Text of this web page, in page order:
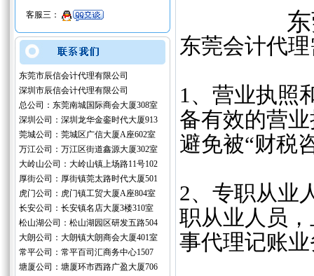
客服三：
东莞市辰信会计代理有限公司
深圳市辰信会计代理有限公司
总公司：东莞南城国际商会大厦308室
深圳公司：深圳龙华金銮时代大厦913
莞城公司：莞城区广信大厦A座602室
万江公司：万江区街道鑫源大厦302室
大岭山公司：大岭山镇上场路11号102
厚街公司：厚街镇莞太路时代大厦501
虎门公司：虎门镇工贸大厦A座804室
长安公司：长安镇名店大厦3楼310室
松山湖公司：松山湖园区研发五路504
大朗公司：大朗镇大朗商会大厦401室
常平公司：常平百司汇商务中心1507
塘厦公司：塘厦环市西路广盈大厦706
东莞会计代
1、‌营业执照
备有效的营
避免被“财税
‌2、专职从业
职从业人员
事代理记账